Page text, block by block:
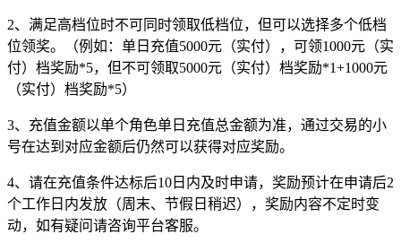
2、满足高档位时不可同时领取低档位，但可以选择多个低档
位领奖。（例如：单日充值5000元（实付），可领1000元（实
付）档奖励*5，但不可领取5000元（实付）档奖励*1+1000元
（实付）档奖励*5）
3、充值金额以单个角色单日充值总金额为准，通过交易的小
号在达到对应金额后仍然可以获得对应奖励。
4、请在充值条件达标后10日内及时申请，奖励预计在申请后2
个工作日内发放（周末、节假日稍迟），奖励内容不定时变
动，如有疑问请咨询平台客服。